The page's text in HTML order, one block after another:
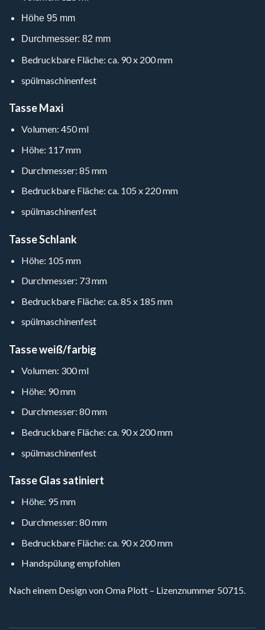
Höhe 95 mm
Durchmesser: 82 mm
Bedruckbare Fläche: ca. 90 x 200 mm
spülmaschinenfest
Tasse Maxi
Volumen: 450 ml
Höhe: 117 mm
Durchmesser: 85 mm
Bedruckbare Fläche: ca. 105 x 220 mm
spülmaschinenfest
Tasse Schlank
Höhe: 105 mm
Durchmesser: 73 mm
Bedruckbare Fläche: ca. 85 x 185 mm
spülmaschinenfest
Tasse weiß/farbig
Volumen: 300 ml
Höhe: 90 mm
Durchmesser: 80 mm
Bedruckbare Fläche: ca. 90 x 200 mm
spülmaschinenfest
Tasse Glas satiniert
Höhe: 95 mm
Durchmesser: 80 mm
Bedruckbare Fläche: ca. 90 x 200 mm
Handspülung empfohlen
Nach einem Design von Oma Plott – Lizenznummer 50715.